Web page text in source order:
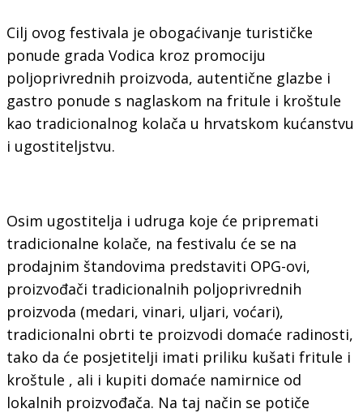
Cilj ovog festivala je obogaćivanje turističke
ponude grada Vodica kroz promociju
poljoprivrednih proizvoda, autentične glazbe i
gastro ponude s naglaskom na fritule i kroštule
kao tradicionalnog kolača u hrvatskom kućanstvu
i ugostiteljstvu.
Osim ugostitelja i udruga koje će pripremati
tradicionalne kolače, na festivalu će se na
prodajnim štandovima predstaviti OPG-ovi,
proizvođači tradicionalnih poljoprivrednih
proizvoda (medari, vinari, uljari, voćari),
tradicionalni obrti te proizvodi domaće radinosti,
tako da će posjetitelji imati priliku kušati fritule i
kroštule , ali i kupiti domaće namirnice od
lokalnih proizvođača. Na taj način se potiče